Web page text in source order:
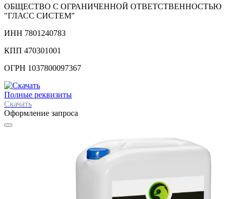
ОБЩЕСТВО С ОГРАНИЧЕННОЙ ОТВЕТСТВЕННОСТЬЮ
"ГЛАСС СИСТЕМ"
ИНН 7801240783
КПП 470301001
ОГРН 1037800097367
Полные реквизиты
Скачать
Оформление запроса